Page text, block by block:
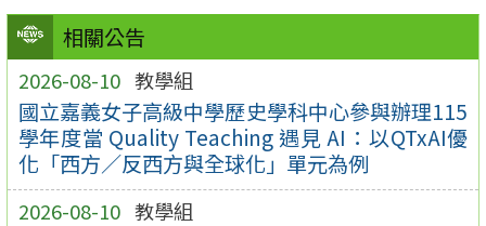
相關公告
2026-08-10 教學組
國立嘉義女子高級中學歷史學科中心參與辦理115
學年度當 Quality Teaching 遇見 AI：以QTxAI優
化「西方／反西方與全球化」單元為例
2026-08-10 教學組